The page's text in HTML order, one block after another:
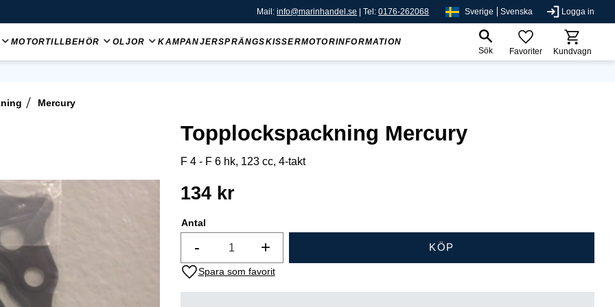
Mail:info@marinhandel.se | Tel:0176-262068 Sverige Svenska Logga in
MOTORTILLBEHÖR OLJOR KAMPANJERSPRÄNGSKISSERMOTORINFORMATION
Sök
Favoriter Kundvagn
Mercury
Topplockspackning Mercury
F 4 - F 6 hk, 123 cc, 4-takt
134kr
Antal
+
- KÖP
Lägg till i favoriter